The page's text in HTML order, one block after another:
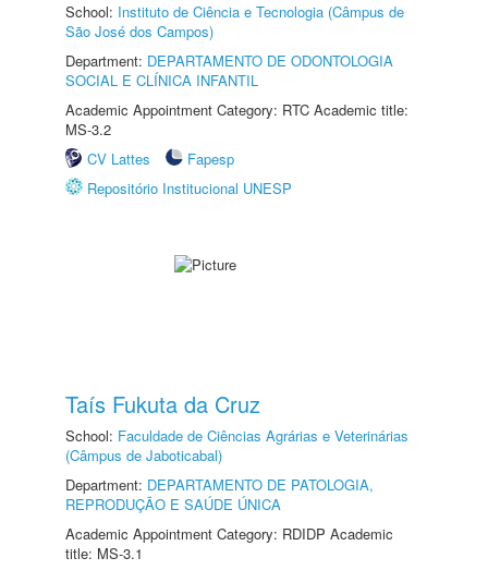
School: Instituto de Ciência e Tecnologia (Câmpus de
São José dos Campos)
Department: DEPARTAMENTO DE ODONTOLOGIA
SOCIAL E CLÍNICA INFANTIL
Academic Appointment Category: RTC Academic title:
MS-3.2
CV Lattes
Fapesp
Repositório Institucional UNESP
Taís Fukuta da Cruz
School: Faculdade de Ciências Agrárias e Veterinárias
(Câmpus de Jaboticabal)
Department: DEPARTAMENTO DE PATOLOGIA,
REPRODUÇÃO E SAÚDE ÚNICA
Academic Appointment Category: RDIDP Academic
title: MS-3.1